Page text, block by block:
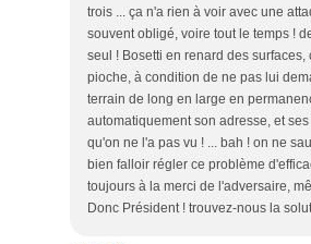
trois ... ça n'a rien à voir avec une
souvent obligé, voire tout le temps !
seul ! Bosetti en renard des
pioche, à condition de ne pas lui
terrain de long en large en
automatiquement son adresse, et
qu'on ne l'a pas vu ! ... bah ! on ne
bien falloir régler ce problème
toujours à la merci de l'adversaire,
Donc Président ! trouvez-nous la